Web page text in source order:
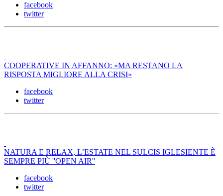
facebook
twitter
COOPERATIVE IN AFFANNO: «MA RESTANO LA
RISPOSTA MIGLIORE ALLA CRISI»
facebook
twitter
NATURA E RELAX, L’ESTATE NEL SULCIS IGLESIENTE È
SEMPRE PIÙ ''OPEN AIR''
facebook
twitter